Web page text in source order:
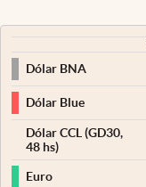
Dólar BNA
Dólar Blue
Dólar CCL (GD30,
48 hs)
Euro